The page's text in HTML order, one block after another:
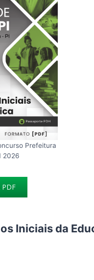
Prefeitura
2026
PDF
Iniciais da